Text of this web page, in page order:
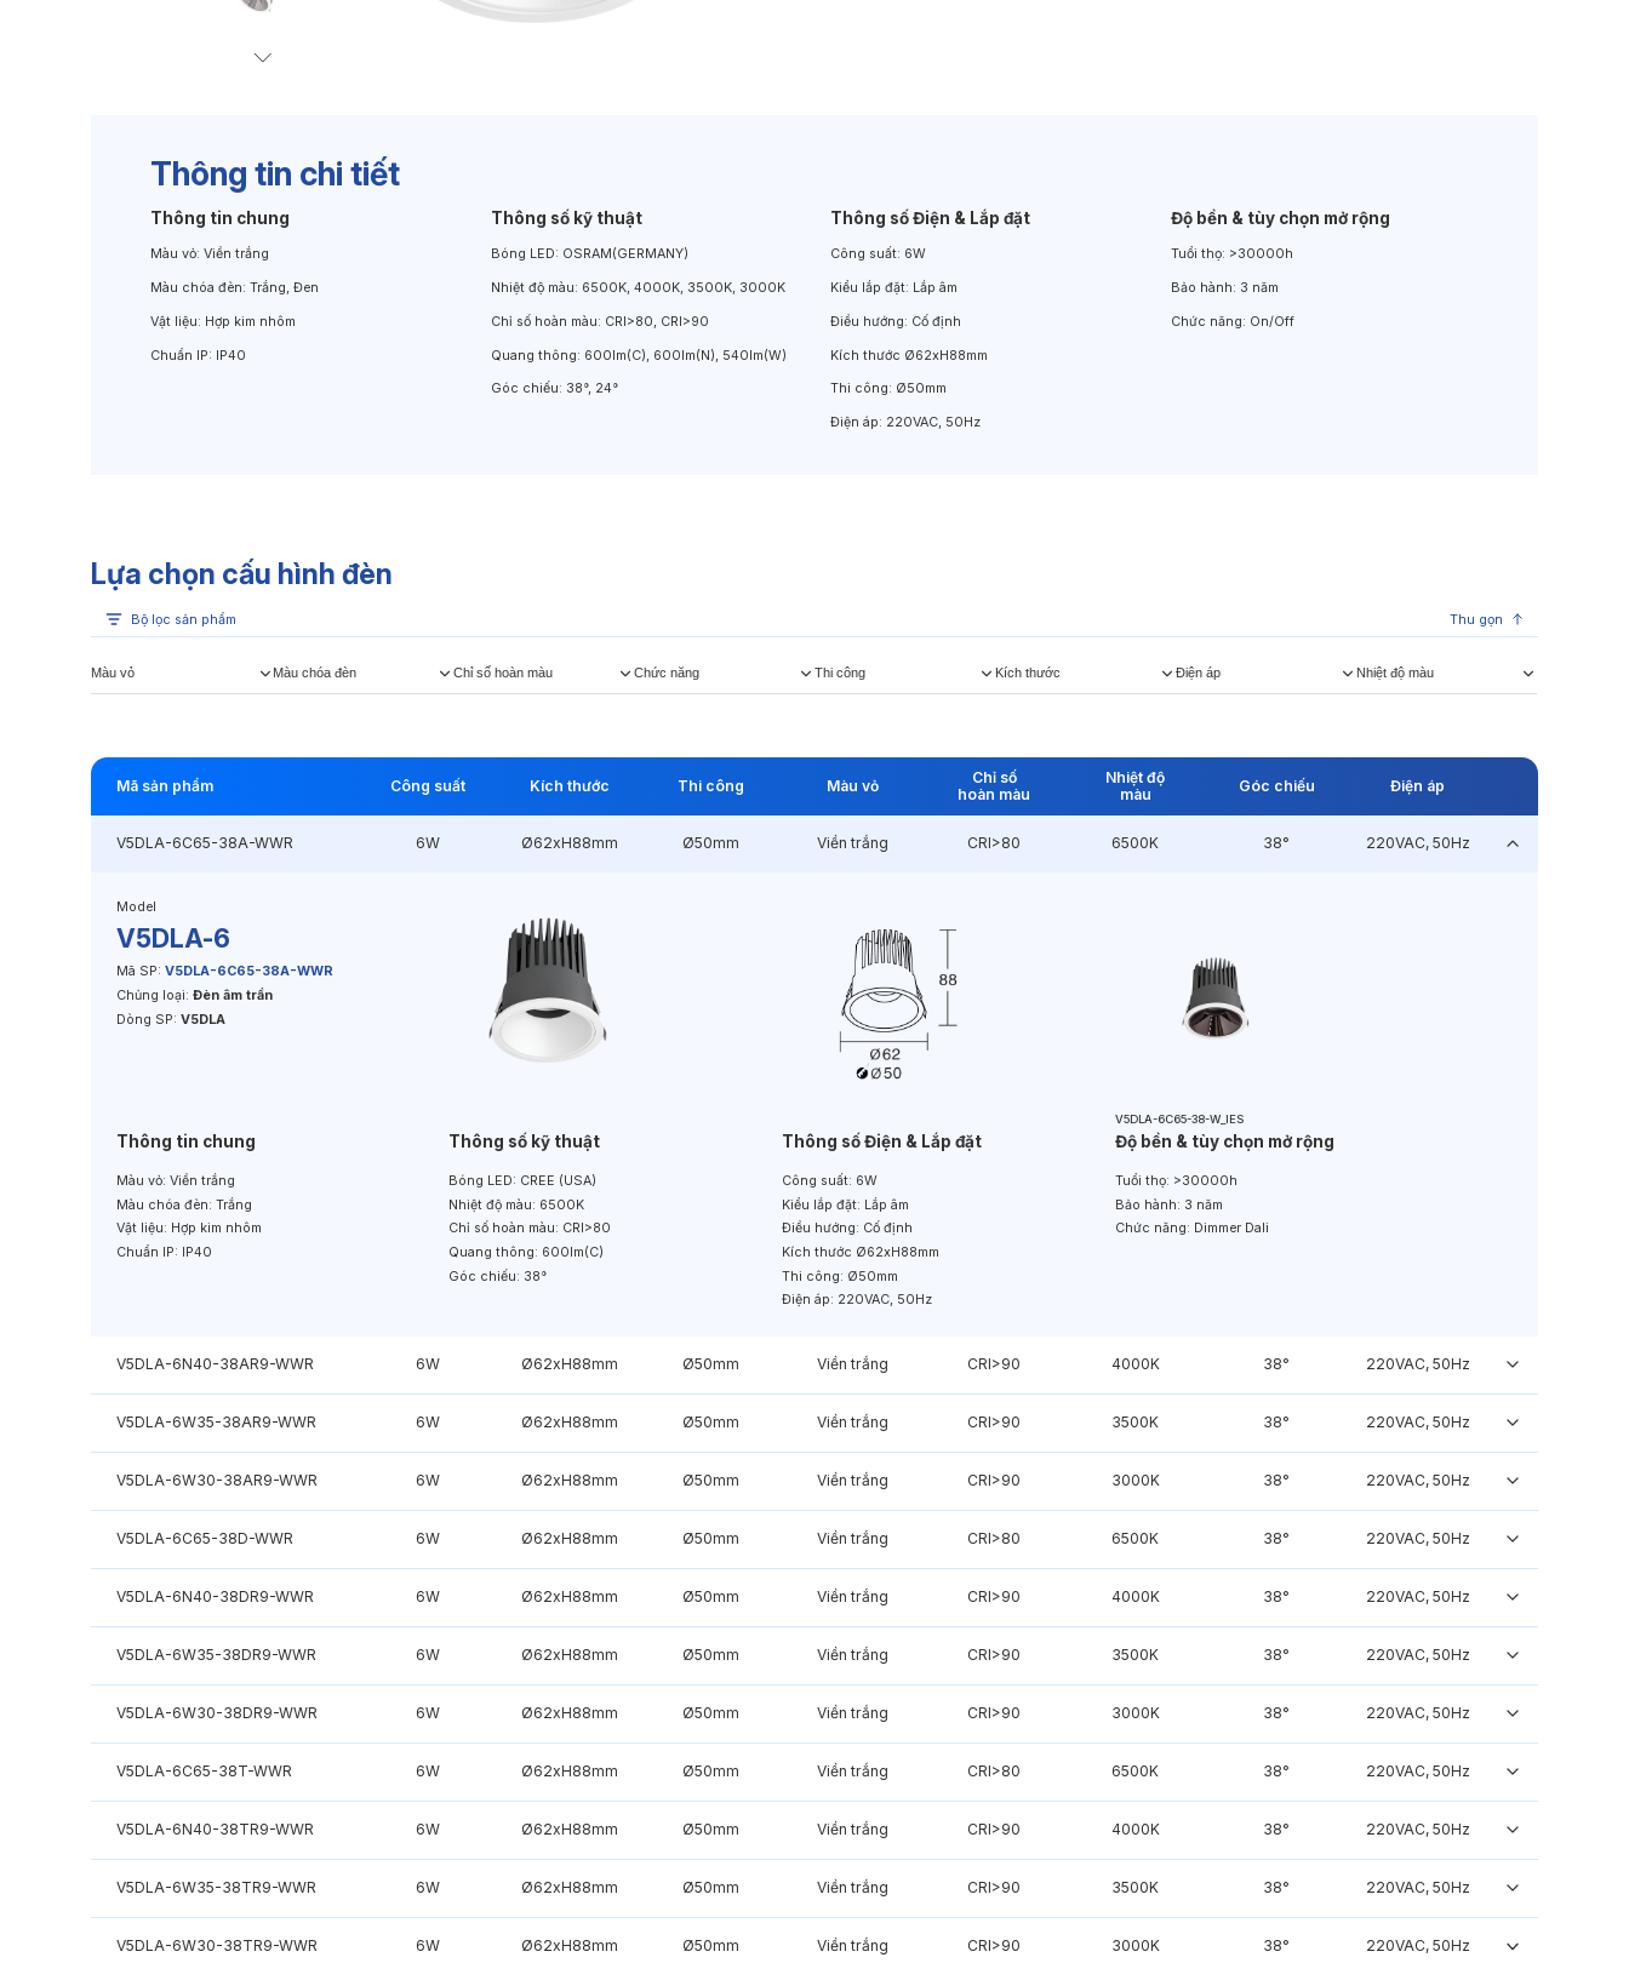
Thông tin chi tiết
Thông tin chung
Màu vỏ: Viền trắng
Màu chóa đèn: Trắng, Đen
Vật liệu: Hợp kim nhôm
Chuẩn IP: IP40
Thông số kỹ thuật
Bóng LED: OSRAM(GERMANY)
Nhiệt độ màu: 6500K, 4000K, 3500K, 3000K
Chỉ số hoàn màu: CRI>80, CRI>90
Quang thông: 600lm(C), 600lm(N), 540lm(W)
Góc chiếu: 38°, 24°
Thông số Điện & Lắp đặt
Công suất: 6W
Kiểu lắp đặt: Lắp âm
Điều hướng: Cố định
Kích thước Ø62xH88mm
Thi công: Ø50mm
Điện áp: 220VAC, 50Hz
Độ bền & tùy chọn mở rộng
Tuổi thọ: >30000h
Bảo hành: 3 năm
Chức năng: On/Off
Lựa chọn cấu hình đèn
Bộ lọc sản phẩm Thu gọn
Màu vỏ Màu chóa đèn Chỉ số hoàn màu Chức năng Thi công Kích thước Điện áp Nhiệt độ màu
Mã sản phẩm Công suất Kích thước Thi công Màu vỏ
Chỉ số
hoàn màu
Nhiệt độ
màu
Góc chiếu Điện áp
V5DLA-6C65-38A-WWR 6W Ø62xH88mm Ø50mm Viền trắng CRI>80 6500K 38° 220VAC, 50Hz
Model
V5DLA-6
Mã SP: V5DLA-6C65-38A-WWR
Chủng loại: Đèn âm trần
Dòng SP: V5DLA
V5DLA-6C65-38-W_IES
Thông tin chung
Màu vỏ: Viền trắng
Màu chóa đèn: Trắng
Vật liệu: Hợp kim nhôm
Chuẩn IP:
IP40
Thông số kỹ thuật
Bóng LED: CREE (USA)
Nhiệt độ màu: 6500K
Chỉ số hoàn màu: CRI>80
Quang thông: 600lm(C)
Góc chiếu: 38°
Thông số Điện & Lắp đặt
Công suất: 6W
Kiểu lắp đặt: Lắp âm
Điều hướng: Cố định
Kích thước Ø62xH88mm
Thi công: Ø50mm
Điện áp: 220VAC, 50Hz
Độ bền & tùy chọn mở rộng
Tuổi thọ: >30000h
Bảo hành: 3 năm
Chức năng: Dimmer Dali
V5DLA-6N40-38AR9-WWR 6W Ø62xH88mm Ø50mm Viền trắng CRI>90 4000K 38° 220VAC, 50Hz
V5DLA-6W35-38AR9-WWR 6W Ø62xH88mm Ø50mm Viền trắng CRI>90 3500K 38° 220VAC, 50Hz
V5DLA-6W30-38AR9-WWR 6W Ø62xH88mm Ø50mm Viền trắng CRI>90 3000K 38° 220VAC, 50Hz
V5DLA-6C65-38D-WWR 6W Ø62xH88mm Ø50mm Viền trắng CRI>80 6500K 38° 220VAC, 50Hz
V5DLA-6N40-38DR9-WWR 6W Ø62xH88mm Ø50mm Viền trắng CRI>90 4000K 38° 220VAC, 50Hz
V5DLA-6W35-38DR9-WWR 6W Ø62xH88mm Ø50mm Viền trắng CRI>90 3500K 38° 220VAC, 50Hz
V5DLA-6W30-38DR9-WWR 6W Ø62xH88mm Ø50mm Viền trắng CRI>90 3000K 38° 220VAC, 50Hz
V5DLA-6C65-38T-WWR 6W Ø62xH88mm Ø50mm Viền trắng CRI>80 6500K 38° 220VAC, 50Hz
V5DLA-6N40-38TR9-WWR 6W Ø62xH88mm Ø50mm Viền trắng CRI>90 4000K 38° 220VAC, 50Hz
V5DLA-6W35-38TR9-WWR 6W Ø62xH88mm Ø50mm Viền trắng CRI>90 3500K 38° 220VAC, 50Hz
V5DLA-6W30-38TR9-WWR 6W Ø62xH88mm Ø50mm Viền trắng CRI>90 3000K 38° 220VAC, 50Hz